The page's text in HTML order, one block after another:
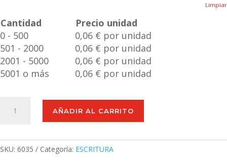
Limpiar
Cantidad
Precio unidad
0 - 500
0,06 € por unidad
501 - 2000
0,06 € por unidad
2001 - 5000
0,06 € por unidad
5001 o más
0,06 € por unidad
Dafnel
AÑADIR AL CARRITO
SKU: 6035 Categoría: ESCRITURA